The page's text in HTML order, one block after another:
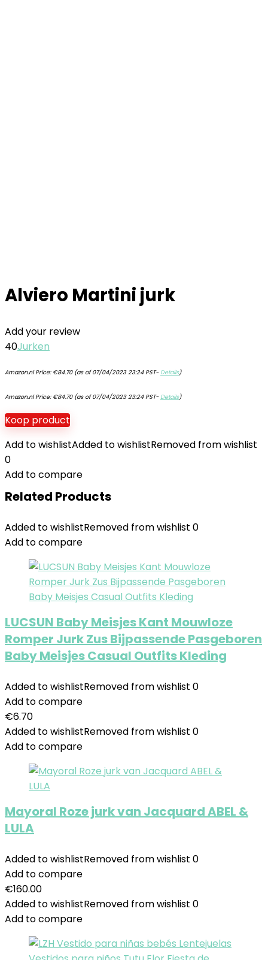
Alviero Martini jurk
Add your review
40Jurken
Amazon.nl Price: €84.70(as of 07/04/2023 23:24 PST- Details)
Amazon.nl Price: €84.70(as of 07/04/2023 23:24 PST- Details)
Koop product
Add to wishlistAdded to wishlistRemoved from wishlist
0
Add to compare
Related Products
Added to wishlistRemoved from wishlist 0
Add to compare
LUCSUN Baby Meisjes Kant Mouwloze
Romper Jurk Zus Bijpassende Pasgeboren
Baby Meisjes Casual Outfits Kleding
Added to wishlistRemoved from wishlist 0
Add to compare
€6.70
Added to wishlistRemoved from wishlist 0
Add to compare
Mayoral Roze jurk van Jacquard ABEL &
LULA
Added to wishlistRemoved from wishlist 0
Add to compare
€160.00
Added to wishlistRemoved from wishlist 0
Add to compare